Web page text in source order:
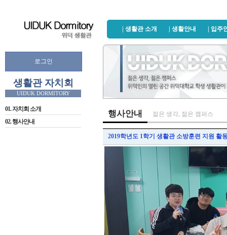
| 생활관 소개 | 생활안내 | 입주
로그인
생활관 자치회
01. 자치회 소개
02. 행사안내
행사안내 젊은 생각, 젊은 캠퍼스
2019학년도 1학기 생활관 소방훈련 지원 활